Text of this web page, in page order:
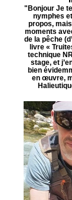
"Bonjour Je
nymphes
propos,
moments
de la pêche
livre «
technique
stage, et
bien
en œuvre,